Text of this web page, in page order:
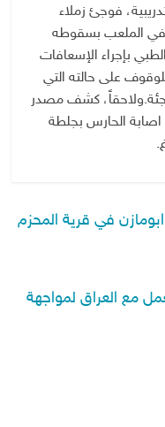
فوجئ زملاء
الملعب بسقوطه
بإجراء الإسعافات
على حالته التي
كشف مصدر
الحارس بجلطة
في قرية المحزم
مع العراق لمواجهة